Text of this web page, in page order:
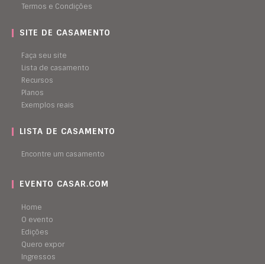
Termos e Condições
SITE DE CASAMENTO
Faça seu site
Lista de casamento
Recursos
Planos
Exemplos reais
LISTA DE CASAMENTO
Encontre um casamento
EVENTO CASAR.COM
Home
O evento
Edições
Quero expor
Ingressos